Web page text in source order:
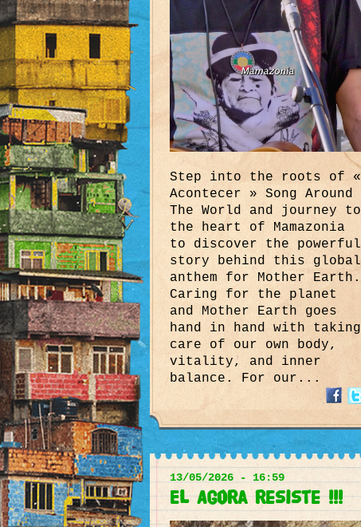
Step into the roots of «
Acontecer » Song Around
The World and journey to
the heart of Mamazonia
to discover the powerful
story behind this global
anthem for Mother Earth.
Caring for the planet
and Mother Earth goes
hand in hand with taking
care of our own body,
vitality, and inner
balance. For our...
13/05/2026 - 16:59
El Agora resiste !!!